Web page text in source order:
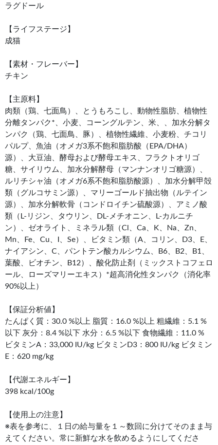
ラグドール
【ライフステージ】
成猫
【素材・フレーバー】
チキン
【主原料】
肉類（鶏、七面鳥）、とうもろこし、動物性脂肪、植物性
分離タンパク*、小麦、コーングルテン、米、、加水分解タ
ンパク（鶏、七面鳥、豚）、植物性繊維、小麦粉、チコリ
パルプ、魚油（オメガ3系不飽和脂肪酸（EPA/DHA）
源）、大豆油、酵母および酵母エキス、フラクトオリゴ
糖、サイリウム、加水分解酵母（マンナンオリゴ糖源）、
ルリチシャ油（オメガ6系不飽和脂肪酸源）、加水分解甲殻
類（グルコサミン源）、マリーゴールド抽出物（ルテイン
源）、加水分解軟骨（コンドロイチン硫酸源）、アミノ酸
類（L-リジン、タウリン、DL-メチオニン、L-カルニチ
ン）、ゼオライト、ミネラル類（Cl、Ca、K、Na、Zn、
Mn、Fe、Cu、I、Se）、ビタミン類（A、コリン、D3、E、
ナイアシン、C、パントテン酸カルシウム、B6、B2、B1、
葉酸、ビオチン、B12）、酸化防止剤（ミックストコフェロ
ール、ローズマリーエキス）*超高消化性タンパク（消化率
90%以上）
【保証分析値】
たんぱく質：30.0 %以上 脂質：16.0 %以上 粗繊維：5.1 %
以下 灰分：8.4 %以下 水分：6.5 %以下 食物繊維：11.0 %
ビタミンA：33,000 IU/kg ビタミンD3：800 IU/kg ビタミン
E：620 mg/kg
【代謝エネルギー】
398 kcal/100g
【使用上の注意】
※表を参考に、１日の給与量を１～数回に分けてそのまま与
えてください。常に新鮮な水を飲めるようにしてくださ